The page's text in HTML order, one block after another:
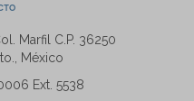
Marfil C.P. 36250
México
Ext. 5538